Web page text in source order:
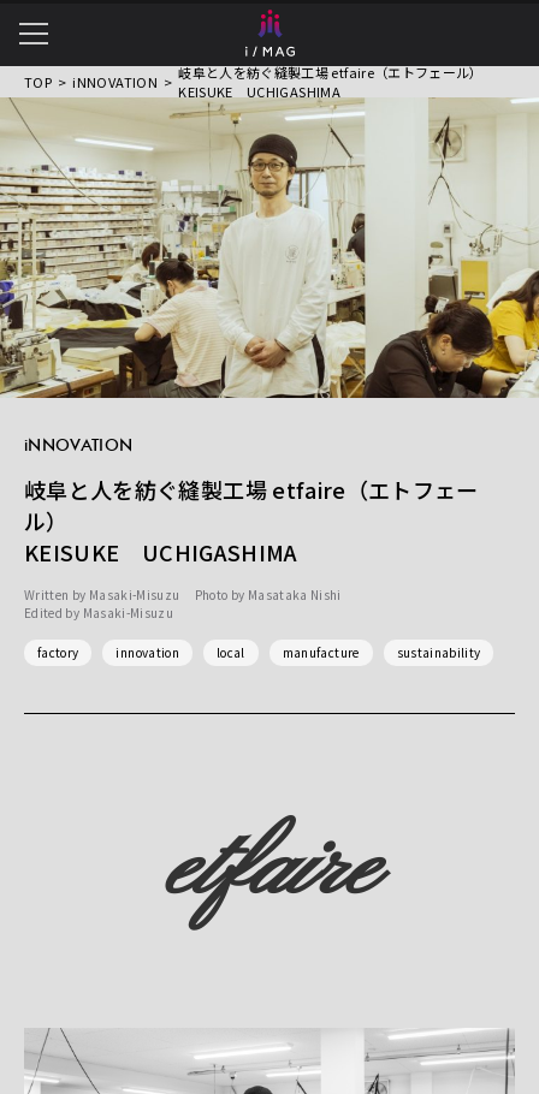
衣服・ものづくりの魅力を
伝えるWEBマガジン
TOP iNNOVATION
岐阜と人を紡ぐ縫製工場 etfaire（エトフェール）
KEISUKE UCHIGASHIMA
iNNOVATION
岐阜と人を紡ぐ縫製工場 etfaire（エトフェー
ル）
KEISUKE UCHIGASHIMA
Written by Masaki-Misuzu Photo by Masataka Nishi
Edited by Masaki-Misuzu
factory innovation local manufacture sustainability
etfaire